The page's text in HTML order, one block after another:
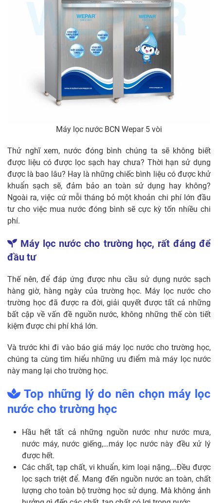
Máy lọc nước BCN Wepar 5 vòi
Thử nghĩ xem, nước đóng bình chúng ta sẽ không biết
được liệu có được lọc sạch hay chưa? Thời hạn sử dụng
được là bao lâu? Hay là những chiếc bình liệu có được khử
khuẩn sạch sẽ, đảm bảo an toàn sử dụng hay không?
Ngoài ra, việc cứ mỗi tháng bỏ một khoản chi phí lớn đầu
tư cho việc mua nước đóng bình sẽ cực kỳ tốn nhiều chi
phí.
Máy lọc nước cho trường học, rất đáng để
đầu tư
Thế nên, để đáp ứng được nhu cầu sử dụng nước sạch
hàng giờ, hàng ngày của trường học. Máy lọc nước cho
trường học đã được ra đời, giải quyết được tất cả những
bất cập về vấn đề nguồn nước, không những thế còn tiết
kiệm được chi phí khá lớn.
Và trước khi đi vào báo giá máy lọc nước cho trường học,
chúng ta cùng tìm hiểu những ưu điểm mà máy lọc nước
này mang lại cho trường học.
Top những lý do nên chọn máy lọc
nước cho trường học
Hầu hết tất cả những nguồn nước như nước mưa,
nước máy, nước giếng,…máy lọc nước này đều xử lý
được hết.
Các chất, tạp chất, vi khuẩn, kim loại nặng,…Đều được
lọc sạch triệt để. Mang đến nguồn nước an toàn, chất
lượng cho toàn bộ trường học sử dụng. Mà không ảnh